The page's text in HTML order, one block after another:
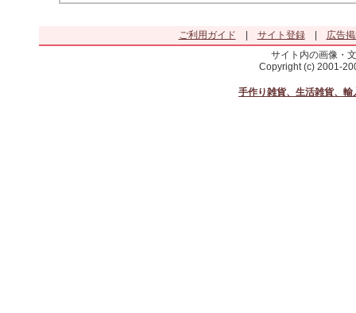
ご利用ガイド サイト登録|
広告
サイト内の画像・
Copyright (c) 2001-
手作り雑貨、生活雑貨、